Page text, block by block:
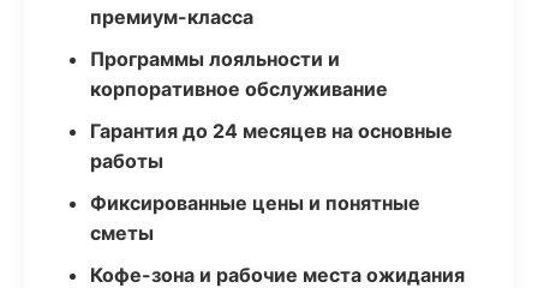
премиум-класса
Программы лояльности и
корпоративное обслуживание
Гарантия до 24 месяцев на основные
работы
Фиксированные цены и понятные
сметы
Кофе-зона и рабочие места ожидания